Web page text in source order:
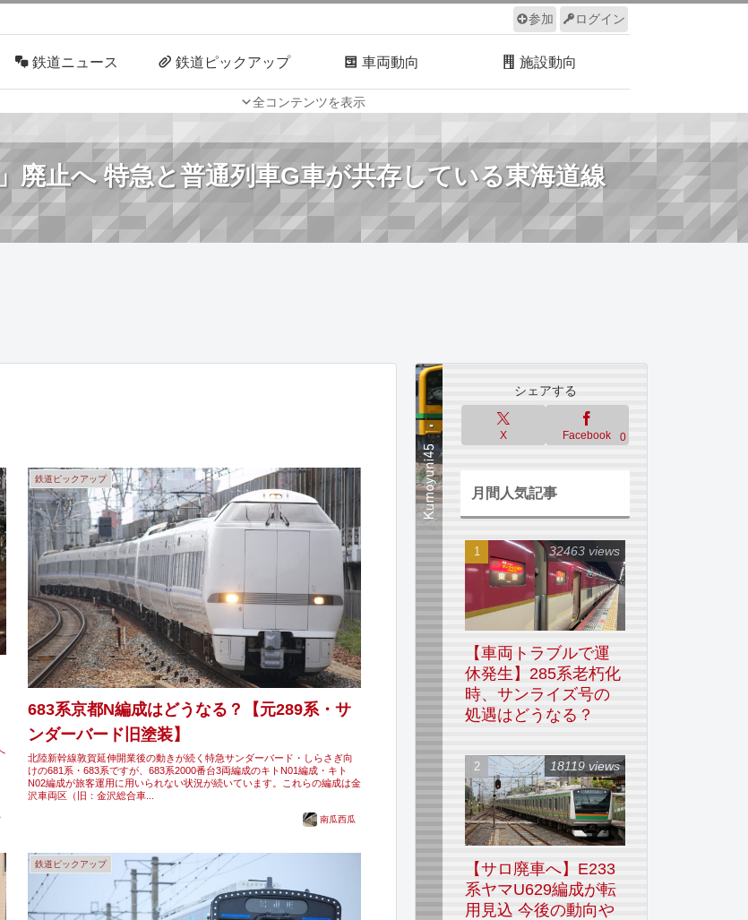
ログイン
参加
全コンテンツを表示
鉄道ニュース 鉄道ピックアップ 車両動向 施設動向
車両技術 路線探訪 ルール サイトについて
廃止へ 特急と普通列車G車が共存している東海道線
鉄道ピックアップ
683系京都N編成はどうなる？【元289系・サ
ンダーバード旧塗装】
北陸新幹線敦賀延伸開業後の動きが続く特急サンダーバード・しらさぎ向
けの681系・683系ですが、683系2000番台3両編成のキトN01編成・キト
N02編成が旅客運用に用いられない状況が続いています。これらの編成は金
沢車両区（旧：金沢総合車...
南瓜西瓜
鉄道ピックアップ
シェアする
X Facebook 0
月間人気記事
【車両トラブルで運
休発生】285系老朽化
時、サンライズ号の
処遇はどうなる？
32463 views
【サロ廃車へ】E233
系ヤマU629編成が転
用見込 今後の動向や
18119 views